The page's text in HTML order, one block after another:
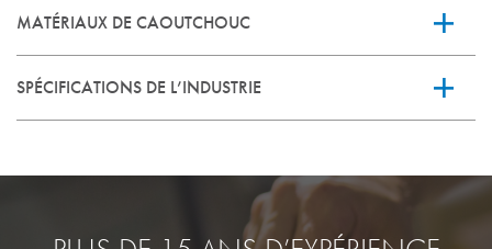
MATÉRIAUX DE CAOUTCHOUC
SPÉCIFICATIONS DE L’INDUSTRIE
Propagation de flamme (ASTM C1166)
Norme fédérale de flammabilité (FAR 25.853)
Densité de génération de fumée (ASTM E662)